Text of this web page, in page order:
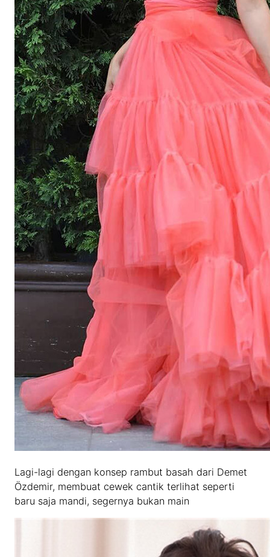
Lagi-lagi dengan konsep rambut basah dari Demet
Özdemir, membuat cewek cantik terlihat seperti
baru saja mandi, segernya bukan main